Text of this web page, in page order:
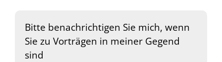
Bitte benachrichtigen Sie mich, wenn
Sie zu Vorträgen in meiner Gegend
sind